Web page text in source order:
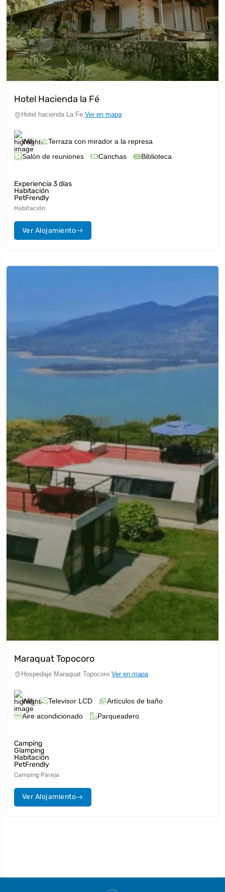
Hotel Hacienda la Fé
Hotel hacienda La Fe Ver en mapa
Wifi
Terraza con mirador a la represa
Salón de reuniones
Canchas Biblioteca
Experiencia 3 días
Habitación
PetFrendly
Habitación
Ver Alojamiento
Maraquat Topocoro
Hospedaje Maraquat Topocoro Ver en mapa
Wifi Televisor LCD
Artículos de baño
Aire acondicionado
Parqueadero
Camping
Glamping
Habitación
PetFrendly
Camping Pareja
Ver Alojamiento